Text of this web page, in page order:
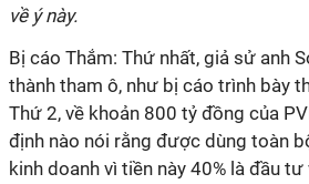
về ý này.
Bị cáo Thắm: Thứ nhất, giả sử anh
thành tham ô, như bị cáo trình bày
Thứ 2, về khoản 800 tỷ đồng của
định nào nói rằng được dùng toàn
kinh doanh vì tiền này 40% là đầu